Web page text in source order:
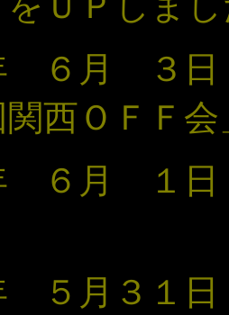
６月 ３
関西ＯＦＦ
６月 １日
５月３１